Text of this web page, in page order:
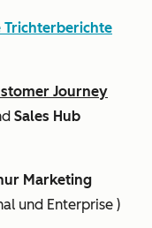
Trichterberichte
Journey
Sales Hub
Marketing
und Enterprise )